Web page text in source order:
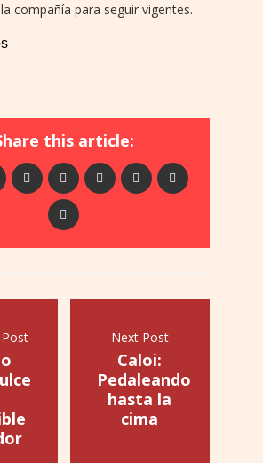
compañía para seguir vigentes.
this article:
Next Post
Caloi:
Pedaleando
hasta la
cima